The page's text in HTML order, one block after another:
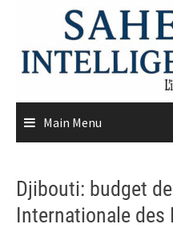
content
Main Menu
Djibouti: budget
Internationale des